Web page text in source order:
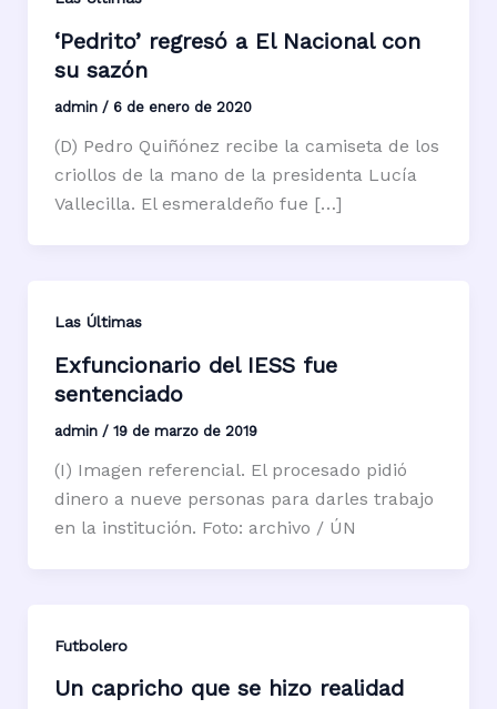
‘Pedrito’ regresó a El Nacional con
su sazón
admin / 6 de enero de 2020
(D) Pedro Quiñónez recibe la camiseta de los
criollos de la mano de la presidenta Lucía
Vallecilla. El esmeraldeño fue […]
Las Últimas
Exfuncionario del IESS fue
sentenciado
admin / 19 de marzo de 2019
(I) Imagen referencial. El procesado pidió
dinero a nueve personas para darles trabajo
en la institución. Foto: archivo / ÚN
Futbolero
Un capricho que se hizo realidad